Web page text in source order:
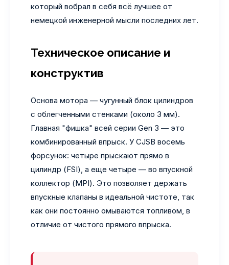
который вобрал в себя всё лучшее от
немецкой инженерной мысли последних лет.
Техническое описание и
конструктив
Основа мотора — чугунный блок цилиндров
с облегченными стенками (около 3 мм).
Главная "фишка" всей серии Gen 3 — это
комбинированный впрыск. У CJSB восемь
форсунок: четыре прыскают прямо в
цилиндр (FSI), а еще четыре — во впускной
коллектор (MPI). Это позволяет держать
впускные клапаны в идеальной чистоте, так
как они постоянно омываются топливом, в
отличие от чистого прямого впрыска.